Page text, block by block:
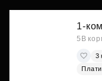
1-
5В
3